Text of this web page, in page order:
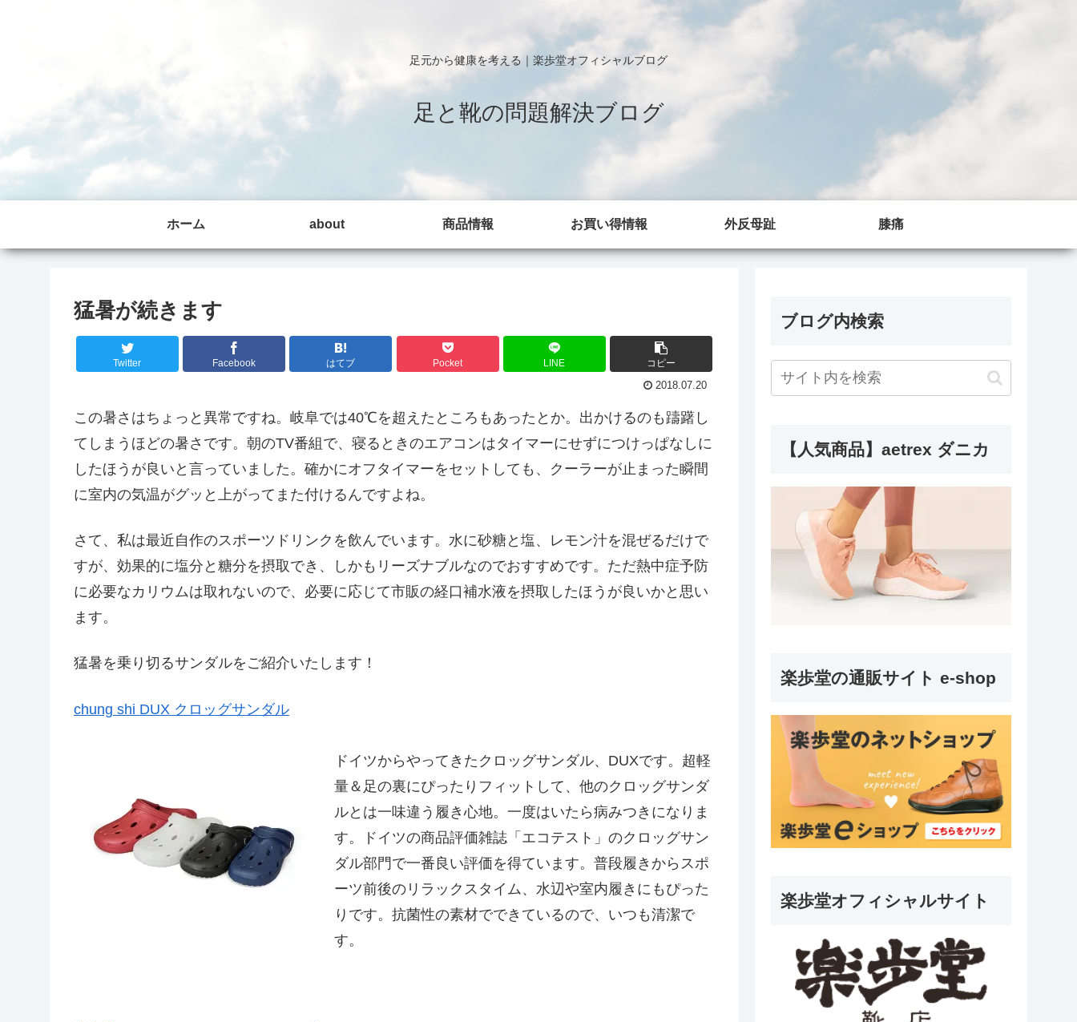
足元から健康を考える｜楽歩堂オフィシャルブログ
足と靴の問題解決ブログ
ホーム about 商品情報 お買い得情報 外反母趾 膝痛
猛暑が続きます
Twitter Facebook はてブ Pocket LINE コピー
2018.07.20
この暑さはちょっと異常ですね。岐阜では40℃を超えたところもあったとか。出かけるのも躊躇し
てしまうほどの暑さです。朝のTV番組で、寝るときのエアコンはタイマーにせずにつけっぱなしに
したほうが良いと言っていました。確かにオフタイマーをセットしても、クーラーが止まった瞬間
に室内の気温がグッと上がってまた付けるんですよね。
さて、私は最近自作のスポーツドリンクを飲んでいます。水に砂糖と塩、レモン汁を混ぜるだけで
すが、効果的に塩分と糖分を摂取でき、しかもリーズナブルなのでおすすめです。ただ熱中症予防
に必要なカリウムは取れないので、必要に応じて市販の経口補水液を摂取したほうが良いかと思い
ます。
猛暑を乗り切るサンダルをご紹介いたします！
chung shi DUX クロッグサンダル
ドイツからやってきたクロッグサンダル、DUXです。超軽
量＆足の裏にぴったりフィットして、他のクロッグサンダ
ルとは一味違う履き心地。一度はいたら病みつきになりま
す。ドイツの商品評価雑誌「エコテスト」のクロッグサン
ダル部門で一番良い評価を得ています。普段履きからスポ
ーツ前後のリラックスタイム、水辺や室内履きにもぴった
りです。抗菌性の素材でできているので、いつも清潔で
す。
ブログ内検索
【人気商品】aetrex ダニカ
楽歩堂の通販サイト e-shop
楽歩堂オフィシャルサイト